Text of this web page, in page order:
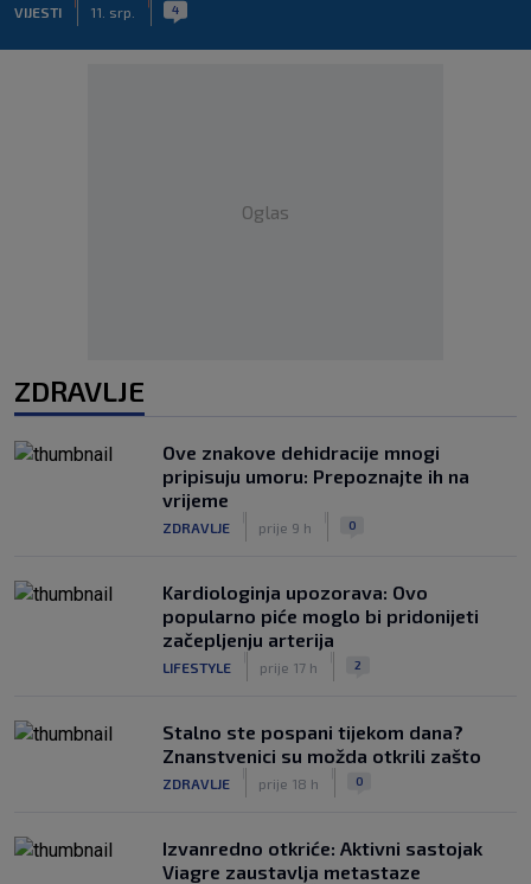
VIJESTI 11. srp. 4
Oglas
ZDRAVLJE
Ove znakove dehidracije mnogi
pripisuju umoru: Prepoznajte ih na
vrijeme
ZDRAVLJE prije 9 h 0
Kardiologinja upozorava: Ovo
popularno piće moglo bi pridonijeti
začepljenju arterija
LIFESTYLE prije 17 h 2
Stalno ste pospani tijekom dana?
Znanstvenici su možda otkrili zašto
ZDRAVLJE prije 18 h 0
Izvanredno otkriće: Aktivni sastojak
Viagre zaustavlja metastaze